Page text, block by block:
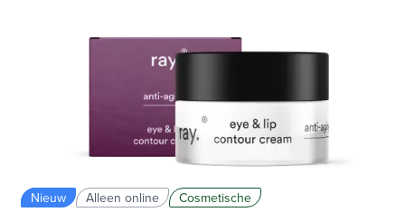
Nieuw Alleen online Cosmetische